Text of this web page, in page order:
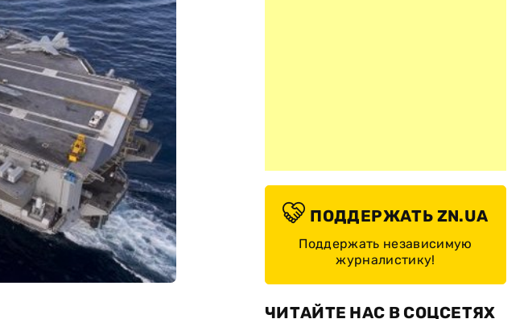
ПОДДЕРЖАТЬ ZN.UA
Поддержать независимую
журналистику!
ЧИТАЙТЕ НАС В СОЦСЕТЯХ